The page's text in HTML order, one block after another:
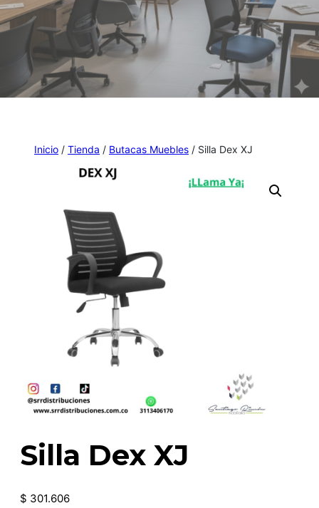
Inicio / Tienda / Butacas Muebles / Silla Dex XJ
Silla Dex XJ
$ 301.606